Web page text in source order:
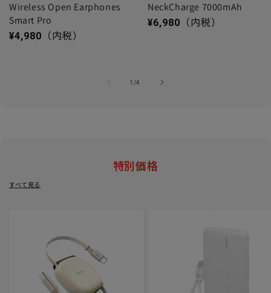
Wireless Open Earphones
Smart Pro
通常価格
¥4,980 （内税）
NeckCharge 7000mAh
通常価格
¥6,980 （内税）
1 /
の4
特別価格
すべて見る